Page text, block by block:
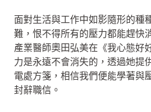
面對生活與工作中如影隨形的種
難，恨不得所有的壓力都能趕快
產業醫師奧田弘美在《我心態好
力是永遠不會消失的，透過她提
電處方箋，相信我們便能學著與
封辭職信。